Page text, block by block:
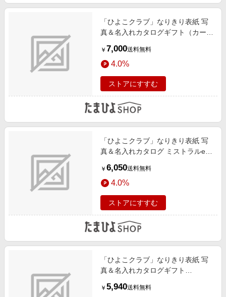
「ひよこクラブ」なりきり表紙 写
真＆名入れカタログギフト（カード
＆ブラン ラングドシャクッキー18
枚入
￥ 7,000送料無料
4.0%
ストアにすすむ
「ひよこクラブ」なりきり表紙 写
真＆名入れカタログ ミストラルe-
￥ 6,050送料無料
4.0%
ストアにすすむ
「ひよこクラブ」なりきり表紙 写
真＆名入れカタログギフト
プ） HSR
￥ 5,940送料無料